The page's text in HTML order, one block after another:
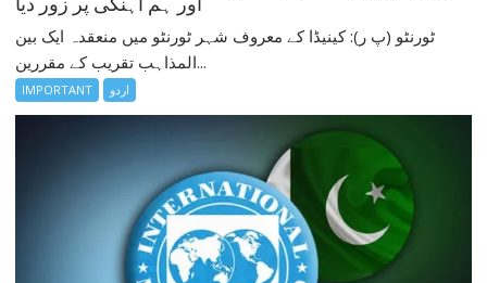
ٹورنٹو (پ ر): کینیڈا کے معروف شہر ٹورنٹو میں منعقدہ ایک بین
المذاہب تقریب کے مقررین...
IMPORTANT اردو